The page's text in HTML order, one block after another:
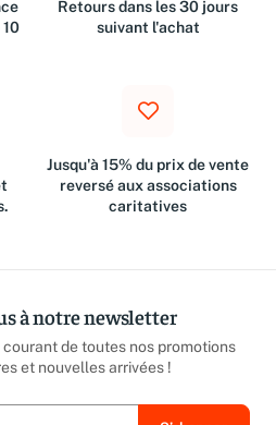
Retours dans les 30 jours
suivant l'achat
Jusqu'à 15% du prix de vente
reversé aux associations
caritatives
à notre newsletter
de toutes nos promotions
et nouvelles arrivées !